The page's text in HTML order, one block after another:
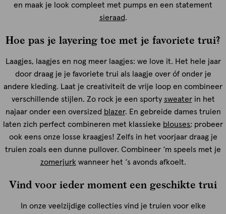
en maak je look compleet met pumps en een statement
sieraad.
Hoe pas je layering toe met je favoriete trui?
Laagjes, laagjes en nog meer laagjes: we love it. Het hele jaar
door draag je je favoriete trui als laagje over óf onder je
andere kleding. Laat je creativiteit de vrije loop en combineer
verschillende stijlen. Zo rock je een sporty sweaterin het
najaar onder een oversized blazer. En gebreide dames truien
laten zich perfect combineren met klassieke blouses; probeer
ook eens onze losse kraagjes! Zelfs in het voorjaar draag je
truien zoals een dunne pullover. Combineer ‘m speels met je
zomerjurkwanneer het ‘s avonds afkoelt.
Vind voor ieder moment een geschikte trui
In onze veelzijdige collecties vind je truien voor elke